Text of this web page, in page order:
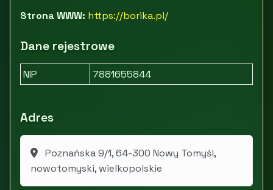
Strona WWW: https://borika.pl/
Dane rejestrowe
NIP 7881655844
Adres
Poznańska 9/1, 64-300 Nowy Tomyśl,
nowotomyski, wielkopolskie